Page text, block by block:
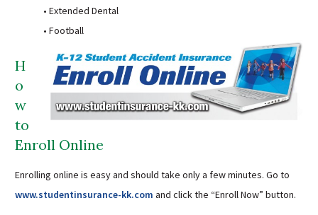
• Extended Dental
• Football
H
o
w
to
Enroll Online
Enrolling online is easy and should take only a few minutes. Go to
www.studentinsurance-kk.com and click the “Enroll Now” button.